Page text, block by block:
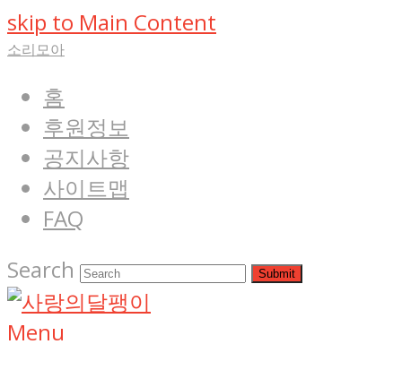
skip to Main Content
소리모아
홈
후원정보
공지사항
사이트맵
FAQ
Search
Submit
Menu